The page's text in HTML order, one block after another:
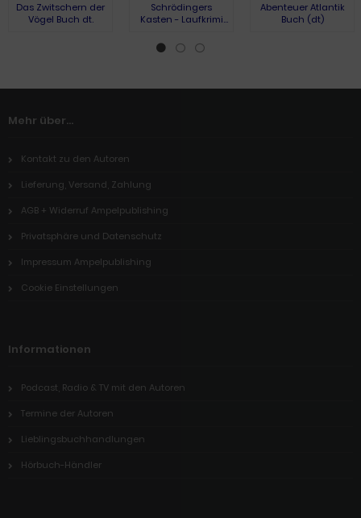
Das Zwitschern der
Vögel Buch dt.
Schrödingers
Kasten - Laufkrimi
Abenteuer Atlantik
Buch (dt)
Mehr über...
Kontakt zu den Autoren
Lieferung, Versand, Zahlung
AGB + Widerruf Ampelpublishing
Privatsphäre und Datenschutz
Impressum Ampelpublishing
Cookie Einstellungen
Informationen
Podcast, Radio & TV mit den Autoren
Termine der Autoren
Lieblingsbuchhandlungen
Hörbuch-Händler